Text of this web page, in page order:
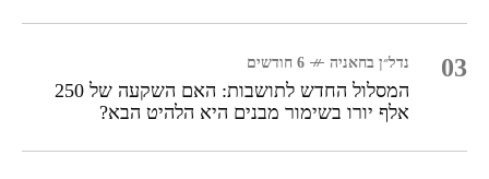
03 נדל״ן בחאניה 6 חודשים
המסלול החדש לתושבות: האם השקעה של 250
אלף יורו בשימור מבנים היא הלהיט הבא?